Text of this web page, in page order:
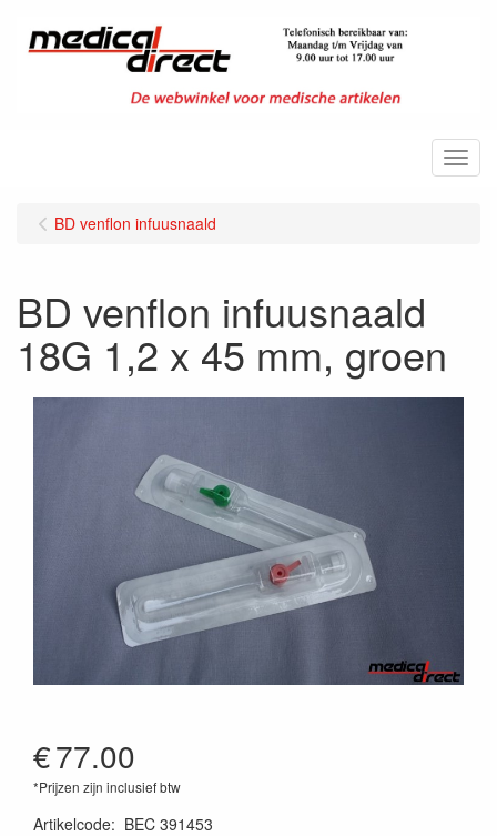
Menu
BD venflon infuusnaald
BD venflon infuusnaald
18G 1,2 x 45 mm, groen
€77.00
*Prijzen zijn inclusief btw
Artikelcode: BEC 391453